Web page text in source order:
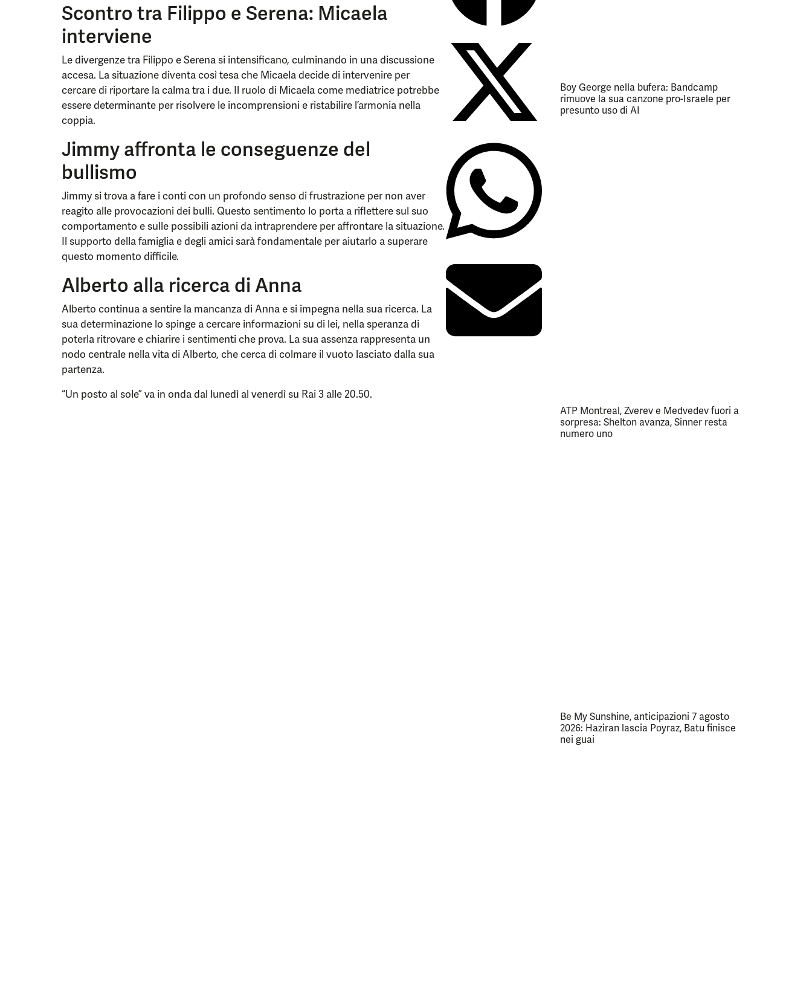
Scontro tra Filippo e Serena: Micaela
interviene
Le divergenze tra Filippo e Serena si intensificano, culminando in una discussione
accesa. La situazione diventa così tesa che Micaela decide di intervenire per
cercare di riportare la calma tra i due. Il ruolo di Micaela come mediatrice potrebbe
essere determinante per risolvere le incomprensioni e ristabilire l’armonia nella
coppia.
Jimmy affronta le conseguenze del
bullismo
Jimmy si trova a fare i conti con un profondo senso di frustrazione per non aver
reagito alle provocazioni dei bulli. Questo sentimento lo porta a riflettere sul suo
comportamento e sulle possibili azioni da intraprendere per affrontare la situazione.
Il supporto della famiglia e degli amici sarà fondamentale per aiutarlo a superare
questo momento difficile.
Alberto alla ricerca di Anna
Alberto continua a sentire la mancanza di Anna e si impegna nella sua ricerca. La
sua determinazione lo spinge a cercare informazioni su di lei, nella speranza di
poterla ritrovare e chiarire i sentimenti che prova. La sua assenza rappresenta un
nodo centrale nella vita di Alberto, che cerca di colmare il vuoto lasciato dalla sua
partenza.
“Un posto al sole” va in onda dal lunedì al venerdì su Rai 3 alle 20.50.
Boy George nella bufera: Bandcamp
rimuove la sua canzone pro-Israele per
presunto uso di AI
ATP Montreal, Zverev e Medvedev fuori a
sorpresa: Shelton avanza, Sinner resta
numero uno
Be My Sunshine, anticipazioni 7 agosto
2026: Haziran lascia Poyraz, Batu finisce
nei guai